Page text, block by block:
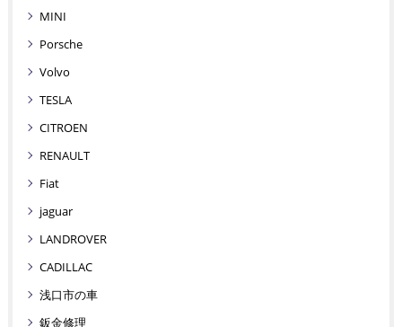
MINI
Porsche
Volvo
TESLA
CITROEN
RENAULT
Fiat
jaguar
LANDROVER
CADILLAC
浅口市の車
鈑金修理